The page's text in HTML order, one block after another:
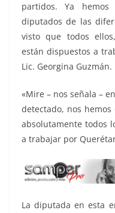
partidos. Ya
diputados de las
visto que todos
están dispuestos a
Lic. Georgina Guzmán.
«Mire – nos señala –
detectado, nos
absolutamente todos
a trabajar por
La diputada en esta